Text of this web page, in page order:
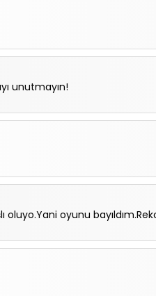
unutmayın!
oluyo.Yani oyunu